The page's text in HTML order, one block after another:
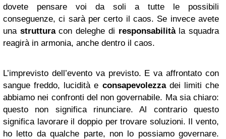
dovete pensare voi da soli a tutte le possibili
conseguenze, ci sarà per certo il caos. Se invece avete
una strutturacon deleghe di responsabilitàla squadra
reagirà in armonia, anche dentro il caos.
L’imprevisto dell’evento va previsto. E va affrontato con
sangue freddo, lucidità e consapevolezzadei limiti che
abbiamo nei confronti del non governabile. Ma sia chiaro:
questo non significa rinunciare. Al contrario questo
significa lavorare il doppio per trovare soluzioni. Il vento,
ho letto da qualche parte, non lo possiamo governare.